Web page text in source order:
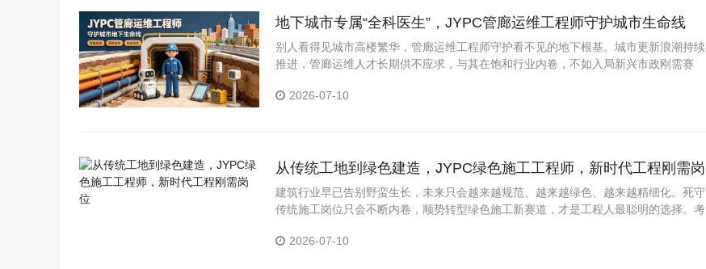
地下城市专属“全科医生”，JYPC管廊运维工程师守护城市生命线
别人看得见城市高楼繁华，管廊运维工程师守护看不见的地下根基。城市更新浪潮持续
推进，管廊运维人才长期供不应求，与其在饱和行业内卷，不如入局新兴市政刚需赛
越吃香的长期职业。
2026-07-10
从传统工地到绿色建造，JYPC绿色施工工程师，新时代工程刚需岗
位
建筑行业早已告别野蛮生长，未来只会越来越规范、越来越绿色、越来越精细化。死守
传统施工岗位只会不断内卷，顺势转型绿色施工新赛道，才是工程人最聪明的选择。考
程行业，实现职业稳步升级、长效发展。
2026-07-10